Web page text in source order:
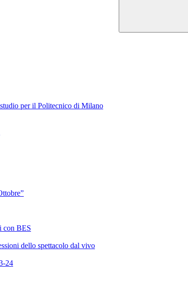
per il Politecnico di Milano
con BES
dello spettacolo dal vivo
24